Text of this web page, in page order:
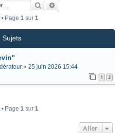
Rechercher
Page 1sur 1
Sujets
« 25 juin 2026 15:44
1 2
Page 1sur 1
Aller